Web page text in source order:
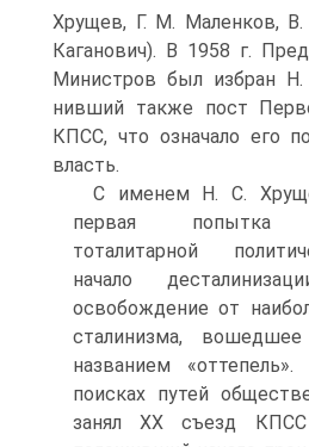
Хру­щев, Г. М. Маленков,
Каганович). В 1958 г.
Министров был избран
нивший также пост
КПСС, что означало его
власть.
С именем Н. С.
первая попытка
тоталитарной
начало
освобождение от
стали­низма,
названием
поисках путей
занял XX съезд КПСС